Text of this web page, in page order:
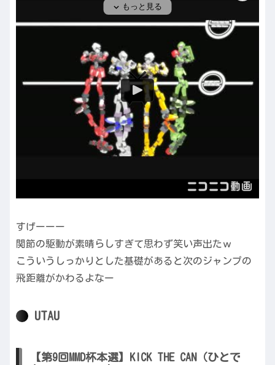
すげーーー
関節の駆動が素晴らしすぎて思わず笑い声出たｗ
こういうしっかりとした基礎があると次のジャンプの
飛距離がかわるよなー
UTAU
【第9回MMD杯本選】KICK THE CAN（ひとで